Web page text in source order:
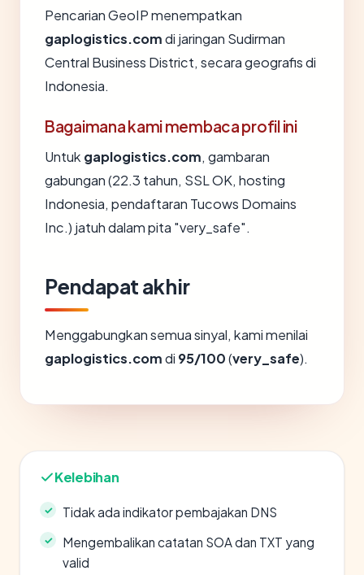
Pencarian GeoIP menempatkan
gaplogistics.comdi jaringan Sudirman
Central Business District, secara geografis di
Indonesia.
Bagaimana kami membaca profil ini
Untuk gaplogistics.com, gambaran
gabungan (22.3 tahun, SSL OK, hosting
Indonesia, pendaftaran Tucows Domains
Inc.) jatuh dalam pita "very_safe".
Pendapat akhir
Menggabungkan semua sinyal, kami menilai
gaplogistics.comdi 95/100(very_safe).
Kelebihan
Tidak ada indikator pembajakan DNS
Mengembalikan catatan SOA dan TXT yang
valid